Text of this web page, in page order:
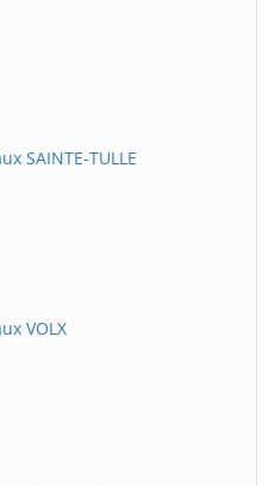
SAINTE-TULLE
VOLX